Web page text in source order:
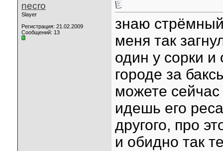
necro
Slayer
Регистрация: 21.02.2009
Сообщений: 13
знаю
меня так
один у сорки и
городе за
можете сейчас
идешь его
другого, про
и обидно так